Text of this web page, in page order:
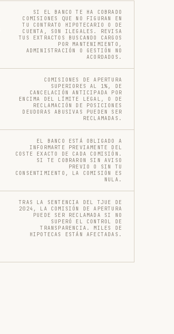
SI EL BANCO TE HA COBRADO
COMISIONES QUE NO FIGURAN EN
TU CONTRATO HIPOTECARIO O DE
CUENTA, SON ILEGALES. REVISA
TUS EXTRACTOS BUSCANDO CARGOS
POR MANTENIMIENTO,
ADMINISTRACIÓN O GESTIÓN NO
ACORDADOS.
COMISIONES DE APERTURA
SUPERIORES AL 1%, DE
CANCELACIÓN ANTICIPADA POR
ENCIMA DEL LÍMITE LEGAL, O DE
RECLAMACIÓN DE POSICIONES
DEUDORAS ABUSIVAS PUEDEN SER
RECLAMADAS.
EL BANCO ESTÁ OBLIGADO A
INFORMARTE PREVIAMENTE DEL
COSTE EXACTO DE CADA COMISIÓN.
SI TE COBRARON SIN AVISO
PREVIO O SIN TU
CONSENTIMIENTO, LA COMISIÓN ES
NULA.
TRAS LA SENTENCIA DEL TJUE DE
2024, LA COMISIÓN DE APERTURA
PUEDE SER RECLAMADA SI NO
SUPERÓ EL CONTROL DE
TRANSPARENCIA. MILES DE
HIPOTECAS ESTÁN AFECTADAS.